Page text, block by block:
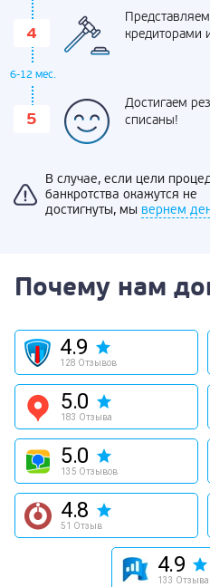
6-12 мес.
кредиторами
Достигаем
списаны!
В случае, если цели
банкротства окажутся не
достигнуты, мы вернем
Почему нам
4.9
128 Отзывов
5.0
183 Отзыва
5.0
135 Отзывов
4.8
51 Отзыв
4.9
133 Отзыва